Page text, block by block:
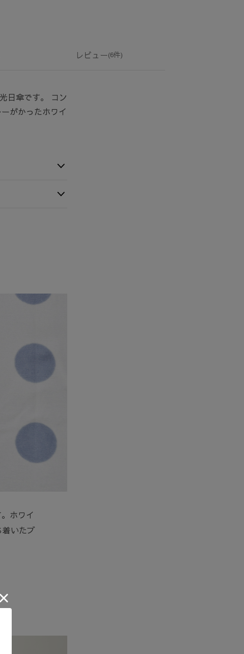
レビュー(6件)
日傘です。 コン
がかったホワイ
ホワイ
いたブ